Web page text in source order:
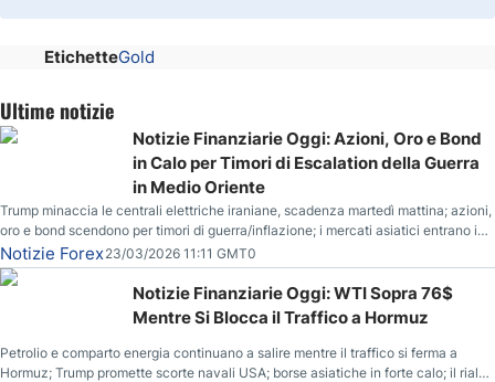
EtichetteGold
Ultime notizie
Notizie Finanziarie Oggi: Azioni, Oro e Bond
in Calo per Timori di Escalation della Guerra
in Medio Oriente
Trump minaccia le centrali elettriche iraniane, scadenza martedì mattina; azioni,
oro e bond scendono per timori di guerra/inflazione; i mercati asiatici entrano in
correzione; il petrolio greggio resta stabile.
Notizie Forex23/03/2026 11:11 GMT0
Notizie Finanziarie Oggi: WTI Sopra 76$
Mentre Si Blocca il Traffico a Hormuz
Petrolio e comparto energia continuano a salire mentre il traffico si ferma a
Hormuz; Trump promette scorte navali USA; borse asiatiche in forte calo; il rialzo